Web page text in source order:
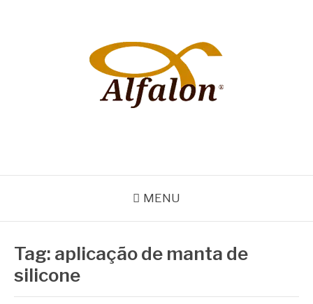
MENU
Tag: aplicação de manta de
silicone